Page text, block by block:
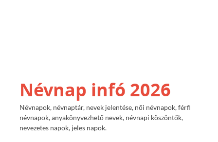
Névnap infó 2026
Névnapok, névnaptár, nevek jelentése, női névnapok, férfi
névnapok, anyakönyvezhető nevek, névnapi köszöntők,
nevezetes napok, jeles napok.